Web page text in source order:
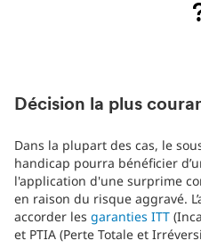
Décision la plus
Dans la plupart des cas, le
handicap pourra bénéficier
l'application d'une surprime
en raison du risque aggravé.
accorder les garanties ITT
et PTIA (Perte Totale et